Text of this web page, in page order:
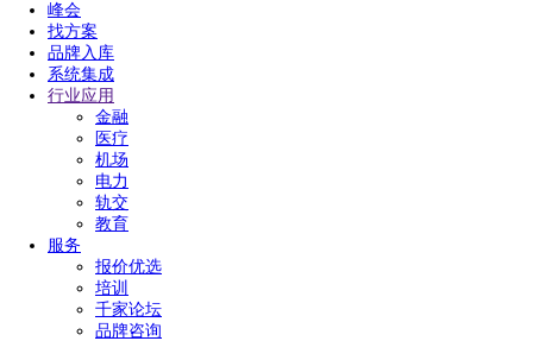
峰会
找方案
品牌入库
系统集成
行业应用
金融
医疗
机场
电力
轨交
教育
服务
报价优选
培训
千家论坛
品牌咨询